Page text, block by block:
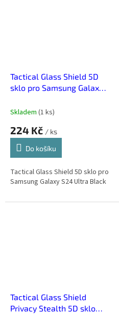
Tactical Glass Shield 5D
sklo pro Samsung Galaxy
Skladem (1 ks)
224 Kč / ks
Do košíku
Tactical Glass Shield 5D sklo pro
Samsung Galaxy S24 Ultra Black
Tactical Glass Shield
Privacy Stealth 5D sklo